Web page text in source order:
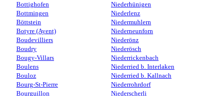
Bottighofen
Bottmingen
Böttstein
Botyre (Ayent)
Boudevilliers
Boudry
Bougy-Villars
Boulens
Bouloz
Bourg-St-Pierre
Bourguillon
Niederhünigen
Niederlenz
Niedermuhlern
Niederneunforn
Niederönz
Niederösch
Niederrickenbach
Niederried b. Interlaken
Niederried b. Kallnach
Niederrohrdorf
Niederscherli